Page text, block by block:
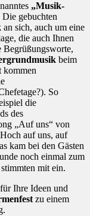
„Musik-
Die gebuchten
an sich, auch um eine
die auch Ihnen
Begrüßungsworte,
beim
kommen
So
die
des
„Auf uns“ von
auf uns, auf
kam bei den Gästen
noch einmal zum
mit ein.
Ihre Ideen und
zu einem